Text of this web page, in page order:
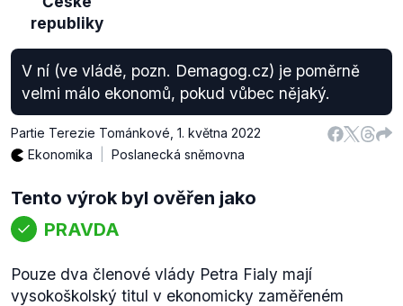
republiky
V ní (ve vládě, pozn. Demagog.cz) je poměrně
velmi málo ekonomů, pokud vůbec nějaký.
Partie Terezie Tománkové 1. května 2022
Ekonomika
Poslanecká sněmovna
Tento výrok byl ověřen jako
PRAVDA
Pouze dva členové vlády Petra Fialy mají
vysokoškolský titul v ekonomicky zaměřeném